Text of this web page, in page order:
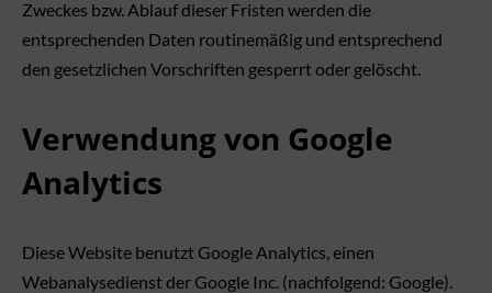
Zweckes bzw. Ablauf dieser Fristen werden die
entsprechenden Daten routinemäßig und entsprechend
den gesetzlichen Vorschriften gesperrt oder gelöscht.
Verwendung von Google
Analytics
Diese Website benutzt Google Analytics, einen
Webanalysedienst der Google Inc. (nachfolgend: Google).